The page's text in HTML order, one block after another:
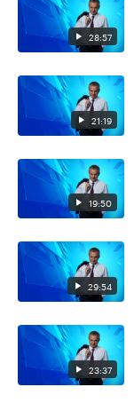
28:57
21:19
19:50
29:54
23:37